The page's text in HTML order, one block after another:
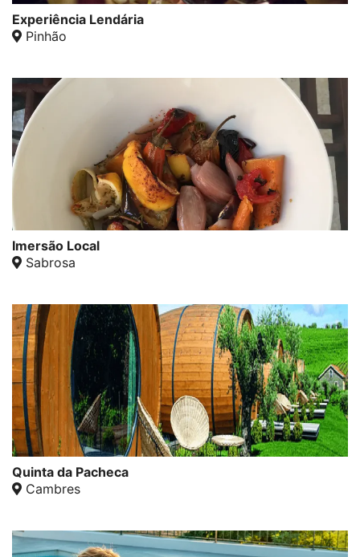
Experiência Lendária
Pinhão
Imersão Local
Sabrosa
Quinta da Pacheca
Cambres